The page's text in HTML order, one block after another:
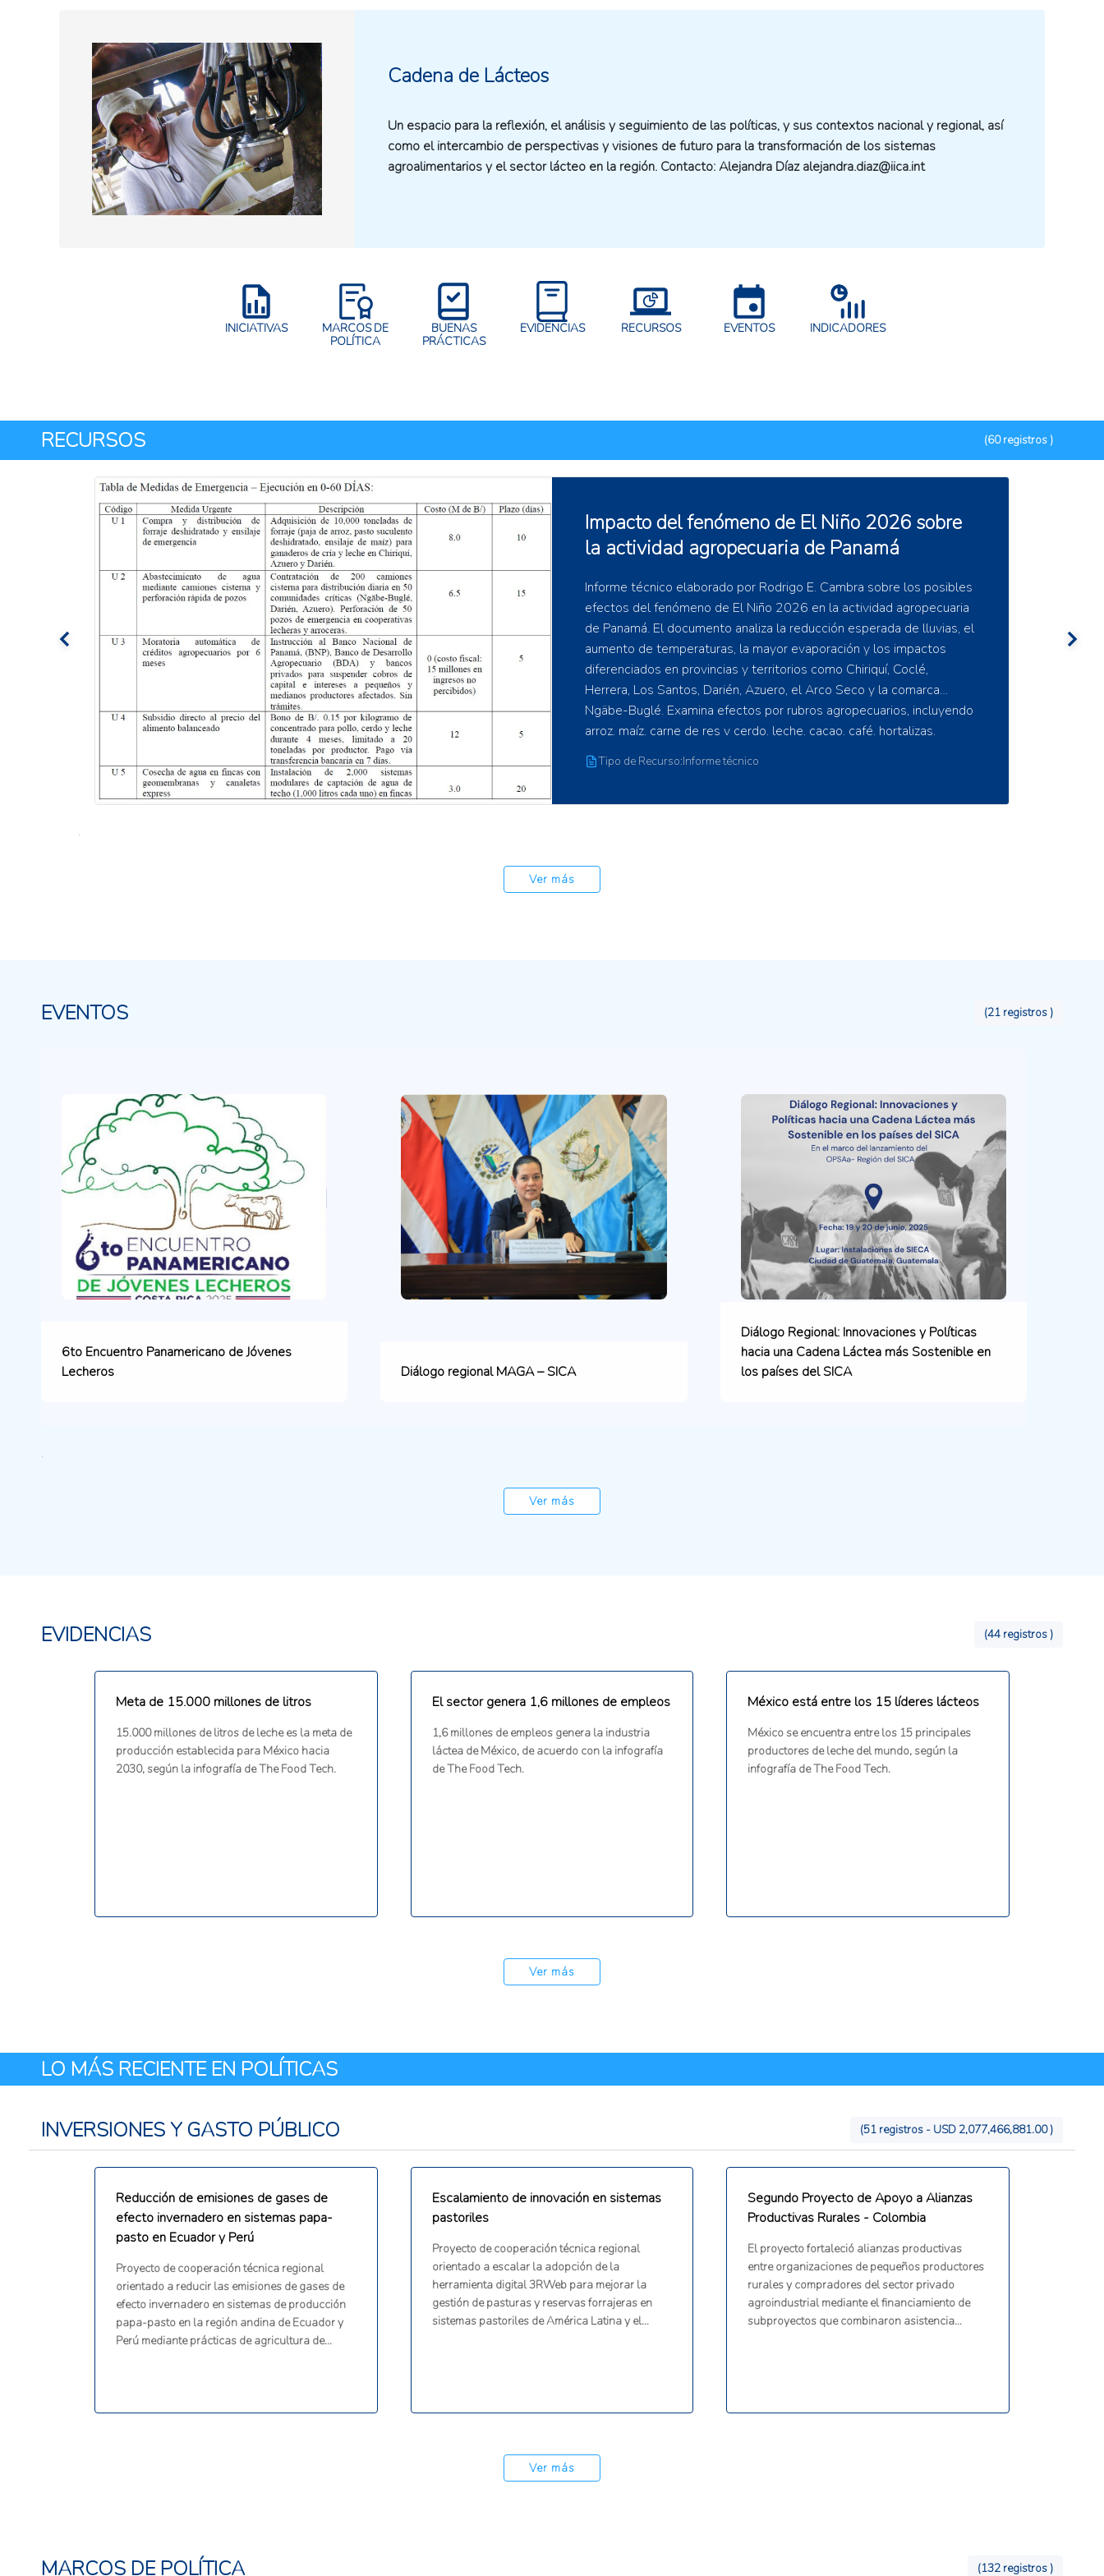
Cadena de Lácteos
Un espacio para la reflexión, el análisis y seguimiento de las políticas, y sus contextos nacional y regional, así
como el intercambio de perspectivas y visiones de futuro para la transformación de los sistemas
agroalimentarios y el sector lácteo en la región. Contacto: Alejandra Díaz alejandra.diaz@iica.int
INICIATIVAS
MARCOS DE
POLÍTICA
BUENAS
PRÁCTICAS
EVIDENCIAS RECURSOS EVENTOS INDICADORES
RECURSOS (60 registros )
Variabilidad climática y calidad de la leche
como indicadores de sostenibilidad en
provincia de Pastaza, Ecuador
El estudio analizó 127 muestras de leche de 72 explotaciones
lecheras de Pastaza y encontró que la composición fisicoquímica se
mantuvo relativamente estable ante la variabilidad climática. Los
indicadores microbiológicos mostraron mayor sensibilidad,
destacando una asociación positiva entre la velocidad del viento y el
recuento de células somáticas.
Tipo de Recurso:Artículo Científico
.
Ver más
EVENTOS (21 registros )
6to Encuentro Panamericano de Jóvenes
Lecheros
Diálogo regional MAGA – SICA
Diálogo Regional: Innovaciones y Políticas
hacia una Cadena Láctea más Sostenible en
los países del SICA
.
Ver más
EVIDENCIAS (44 registros )
Meta de 15.000 millones de litros
15.000 millones de litros de leche es la meta de
producción establecida para México hacia
2030, según la infografía de The Food Tech.
El sector genera 1,6 millones de empleos
1,6 millones de empleos genera la industria
láctea de México, de acuerdo con la infografía
de The Food Tech.
México está entre los 15 líderes lácteos
México se encuentra entre los 15 principales
productores de leche del mundo, según la
infografía de The Food Tech.
Ver más
LO MÁS RECIENTE EN POLÍTICAS
INVERSIONES Y GASTO PÚBLICO (51 registros - USD 2,077,466,881.00 )
Reducción de emisiones de gases de
efecto invernadero en sistemas papa-
pasto en Ecuador y Perú
Proyecto de cooperación técnica regional
orientado a reducir las emisiones de gases de
efecto invernadero en sistemas de producción
papa-pasto en la región andina de Ecuador y
Perú mediante prácticas de agricultura de
agricultura de conservación y convencionales
conocimiento, cooperación y capacitación.
Escalamiento de innovación en sistemas
pastoriles
Proyecto de cooperación técnica regional
orientado a escalar la adopción de la
herramienta digital 3RWeb para mejorar la
gestión de pasturas y reservas forrajeras en
sistemas pastoriles de América Latina y el
costos, aumentar la resiliencia frente a la
Segundo Proyecto de Apoyo a Alianzas
Productivas Rurales - Colombia
El proyecto fortaleció alianzas productivas
entre organizaciones de pequeños productores
rurales y compradores del sector privado
agroindustrial mediante el financiamiento de
subproyectos que combinaron asistencia
emprendimiento agropecuario en comunidades
Ver más
MARCOS DE POLÍTICA (132 registros )